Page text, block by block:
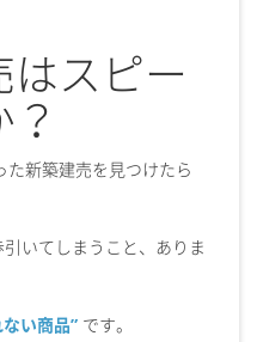
スピー
新築建売を見つけたら
いてしまうこと、ありま
い商品” です。